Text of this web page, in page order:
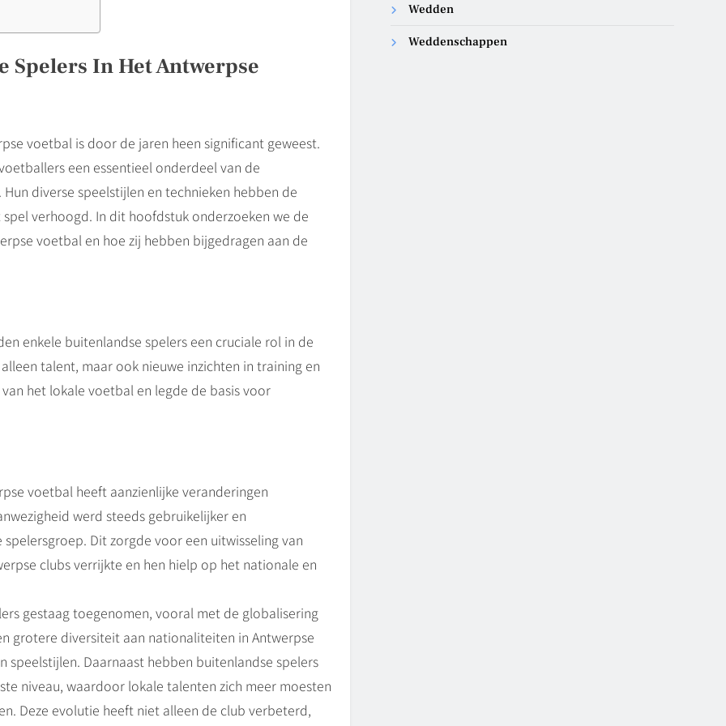
Spelers In Het Antwerpse
voetbal is door de jaren heen significant geweest.
een essentieel onderdeel van de
diverse speelstijlen en technieken hebben de
verhoogd. In dit hoofdstuk onderzoeken we de
voetbal en hoe zij hebben bijgedragen aan de
enkele buitenlandse spelers een cruciale rol in de
talent, maar ook nieuwe inzichten in training en
het lokale voetbal en legde de basis voor
voetbal heeft aanzienlijke veranderingen
werd steeds gebruikelijker en
Dit zorgde voor een uitwisseling van
clubs verrijkte en hen hielp op het nationale en
gestaag toegenomen, vooral met de globalisering
grotere diversiteit aan nationaliteiten in Antwerpse
Daarnaast hebben buitenlandse spelers
niveau, waardoor lokale talenten zich meer moesten
Deze evolutie heeft niet alleen de club verbeterd,
Wedden
Weddenschappen